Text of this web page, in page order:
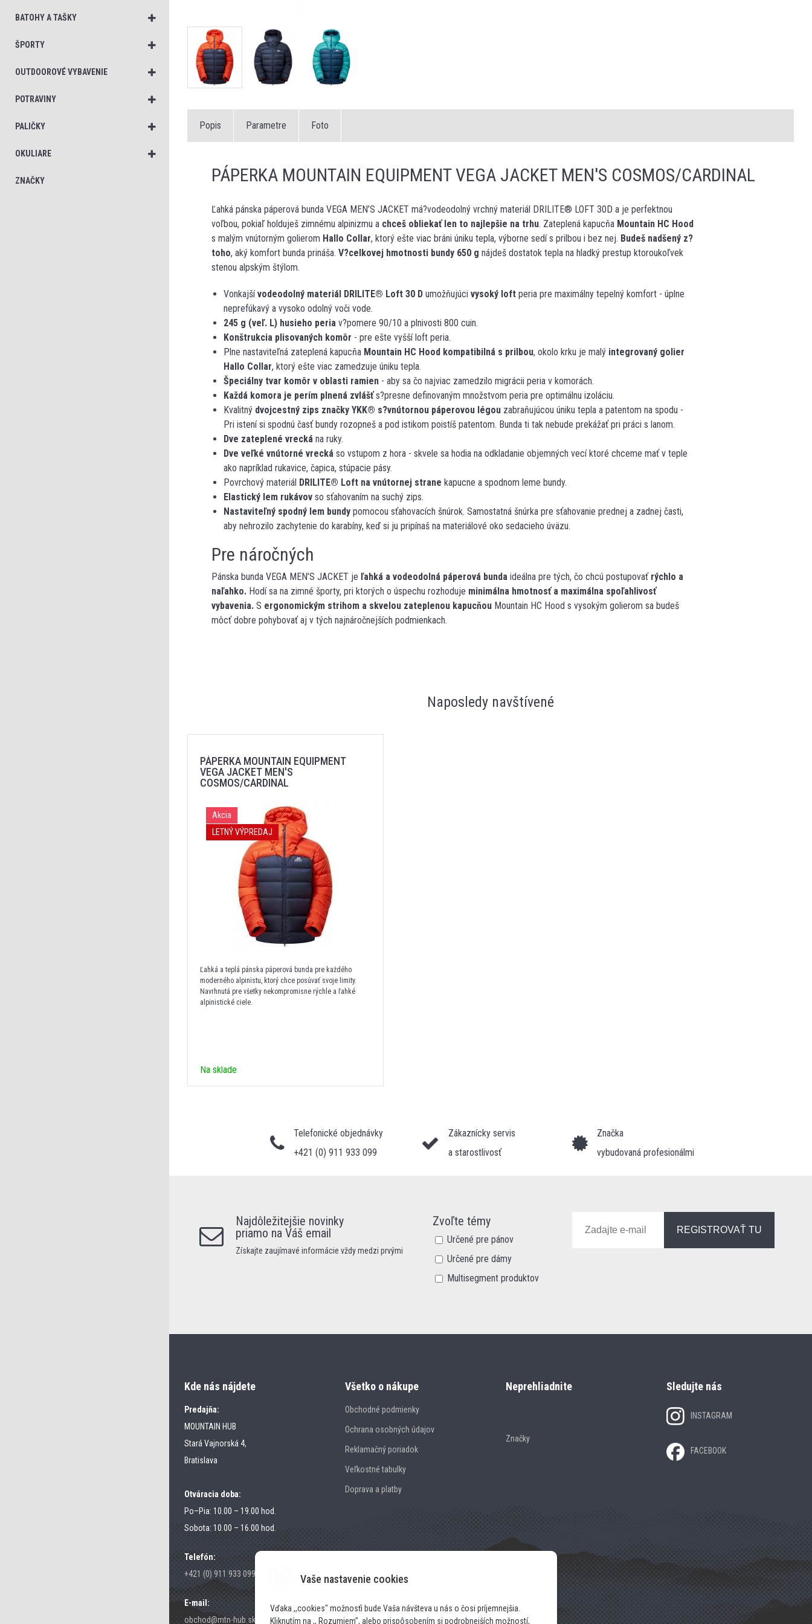
Vaše nastavenie cookies
Vďaka ,,cookies" možnosťi bude Vaša návšteva u nás o čosi príjemnejšia.
Kliknutím na ,, Rozumiem", alebo prispôsobením si podrobnejších možností,
BATOHY A TAŠKY
ŠPORTY
OUTDOOROVÉ VYBAVENIE
POTRAVINY
PALIČKY
OKULIARE
ZNAČKY
Popis Parametre Foto
PÁPERKA MOUNTAIN EQUIPMENT VEGA JACKET MEN'S COSMOS/CARDINAL
Ľahká pánska páperová bunda VEGA MEN’S JACKET má?vodeodolný vrchný materiál DRILITE® LOFT 30D a je perfektnou
voľbou, pokiaľ holduješ zimnému alpinizmu a chceš obliekať len to najlepšie na trhu. Zateplená kapucňa Mountain HC Hood
s malým vnútorným golierom Hallo Collar, ktorý ešte viac bráni úniku tepla, výborne sedí s prilbou i bez nej. Budeš nadšený z?
toho, aký komfort bunda prináša. V?celkovej hmotnosti bundy 650 g nájdeš dostatok tepla na hladký prestup ktoroukoľvek
stenou alpským štýlom.
Vonkajšívodeodolný materiál DRILITE® Loft 30 D umožňujúci vysoký loft peria pre maximálny tepelný komfort - úplne
neprefúkavý a vysoko odolný voči vode.
245 g (veľ. L) husieho peria v?pomere 90/10 a plnivosti 800 cuin.
Konštrukcia plisovaných komôr - pre ešte vyšší loft peria.
Plne nastaviteľná zateplená kapucňa Mountain HC Hood kompatibilná s prilbou, okolo krku je malý integrovaný golier
Hallo Collar, ktorý ešte viac zamedzuje úniku tepla.
Špeciálny tvar komôr v oblasti ramien - aby sa čo najviac zamedzilo migrácii peria v komorách.
Každá komora je perím plnená zvlášťs?presne definovaným množstvom peria pre optimálnu izoláciu.
Kvalitný dvojcestný zips značky YKK® s?vnútornou páperovou légou zabraňujúcou úniku tepla a patentom na spodu -
Pri istení si spodnú časť bundy rozopneš a pod istikom poistíš patentom. Bunda ti tak nebude prekážať pri práci s lanom.
Dve zateplené vrecká na ruky.
Dve veľké vnútorné vrecká so vstupom z hora - skvele sa hodia na odkladanie objemných vecí ktoré chceme mať v teple
ako napríklad rukavice, čapica, stúpacie pásy.
Povrchový materiál DRILITE® Loft na vnútornej strane kapucne a spodnom leme bundy.
Elastický lem rukávov so sťahovaním na suchý zips.
Nastaviteľný spodný lem bundy pomocou sťahovacích šnúrok. Samostatná šnúrka pre sťahovanie prednej a zadnej časti,
aby nehrozilo zachytenie do karabíny, keď si ju pripínaš na materiálové oko sedacieho úväzu.
Pre náročných
Pánska bunda VEGA MEN’S JACKET je ľahká a vodeodolná páperová bunda ideálna pre tých, čo chcú postupovaťrýchlo a
naľahko. Hodí sa na zimné športy, pri ktorých o úspechu rozhoduje minimálna hmotnosť a maximálna spoľahlivosť
vybavenia. S ergonomickým strihom a skvelou zateplenou kapucňou Mountain HC Hood s vysokým golierom sa budeš
môcť dobre pohybovať aj v tých najnáročnejších podmienkach.
Naposledy navštívené
PÁPERKA MOUNTAIN EQUIPMENT
VEGA JACKET MEN'S
COSMOS/CARDINAL
Akcia
LETNÝ VÝPREDAJ
Ľahká a teplá pánska páperová bunda pre každého
moderného alpinistu, ktorý chce posúvať svoje limity.
Navrhnutá pre všetky nekompromisne rýchle a ľahké
alpinistické ciele.
Na sklade
Telefonické objednávky
+421 (0) 911 933 099
Zákaznícky servis
a starostlivosť
Značka
vybudovaná profesionálmi
Najdôležitejšie novinky
priamo na Váš email
Získajte zaujímavé informácie vždy medzi prvými
Zvoľte témy
Určené pre pánov
Určené pre dámy
Multisegment produktov
REGISTROVAŤ TU
Kde nás nájdete
Predajňa:
MOUNTAIN HUB
Stará Vajnorská 4,
Bratislava
Otváracia doba:
Po–Pia: 10.00 – 19.00 hod.
Sobota: 10.00 – 16.00 hod.
Telefón:
+421 (0) 911 933 099
E-mail:
obchod@mtn-hub.sk
Všetko o nákupe
Obchodné podmienky
Ochrana osobných údajov
Reklamačný poriadok
Veľkostné tabulky
Doprava a platby
Neprehliadnite
Značky
Sledujte nás
INSTAGRAM
FACEBOOK